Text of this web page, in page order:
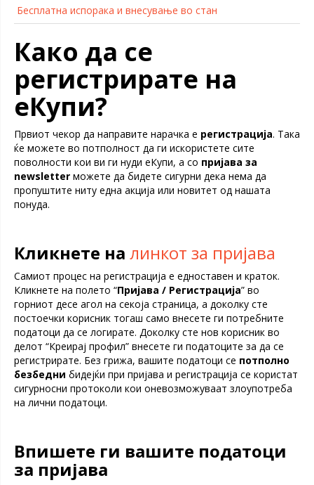
Бесплатна испорака и внесување во стан
Како да се
регистрирате на
еКупи?
Првиот чекор да направите нарачка е регистрација. Така
ќе можете во потполност да ги искористете сите
поволности кои ви ги нуди еКупи, а со пријава за
newsletter можете да бидете сигурни дека нема да
пропуштите ниту една акција или новитет од нашата
понуда.
Кликнете на линкот за пријава
Самиот процес на регистрација е едноставен и краток.
Кликнете на полето “Пријава / Регистрација” во
горниот десе агол на секоја страница, а доколку сте
постоечки корисник тогаш само внесете ги потребните
податоци да се логирате. Доколку сте нов корисник во
делот “Креирај профил” внесете ги податоците за да се
регистрирате. Без грижа, вашите податоци се потполно
безбедни бидејќи при пријава и регистрација се користат
сигурносни протоколи кои оневозможуваат злоупотреба
на лични податоци.
Впишете ги вашите податоци
за пријава